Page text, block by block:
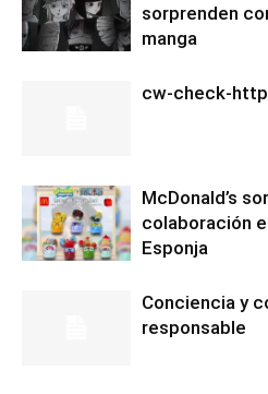
sorprenden
manga
cw-check-
McDonald’s
colaboración
Esponja
Conciencia y
responsable